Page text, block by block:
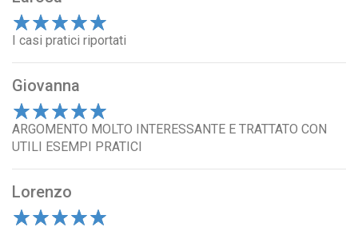
5
4
3
2
1I casi pratici riportati
Giovanna
5
4
3
2
1
ARGOMENTO MOLTO INTERESSANTE E TRATTATO CON
UTILI ESEMPI PRATICI
Lorenzo